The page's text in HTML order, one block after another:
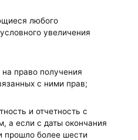
любого
увеличения
на право получения
с ними прав;
и отчетность с
а если с даты окончания
прошло более шести